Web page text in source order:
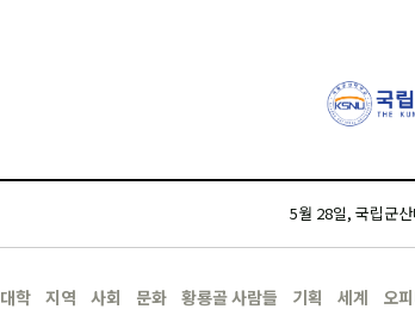
5월 28일, 국립군
대학 지역 사회 문화 황룡골 사람들 기획 세계 오